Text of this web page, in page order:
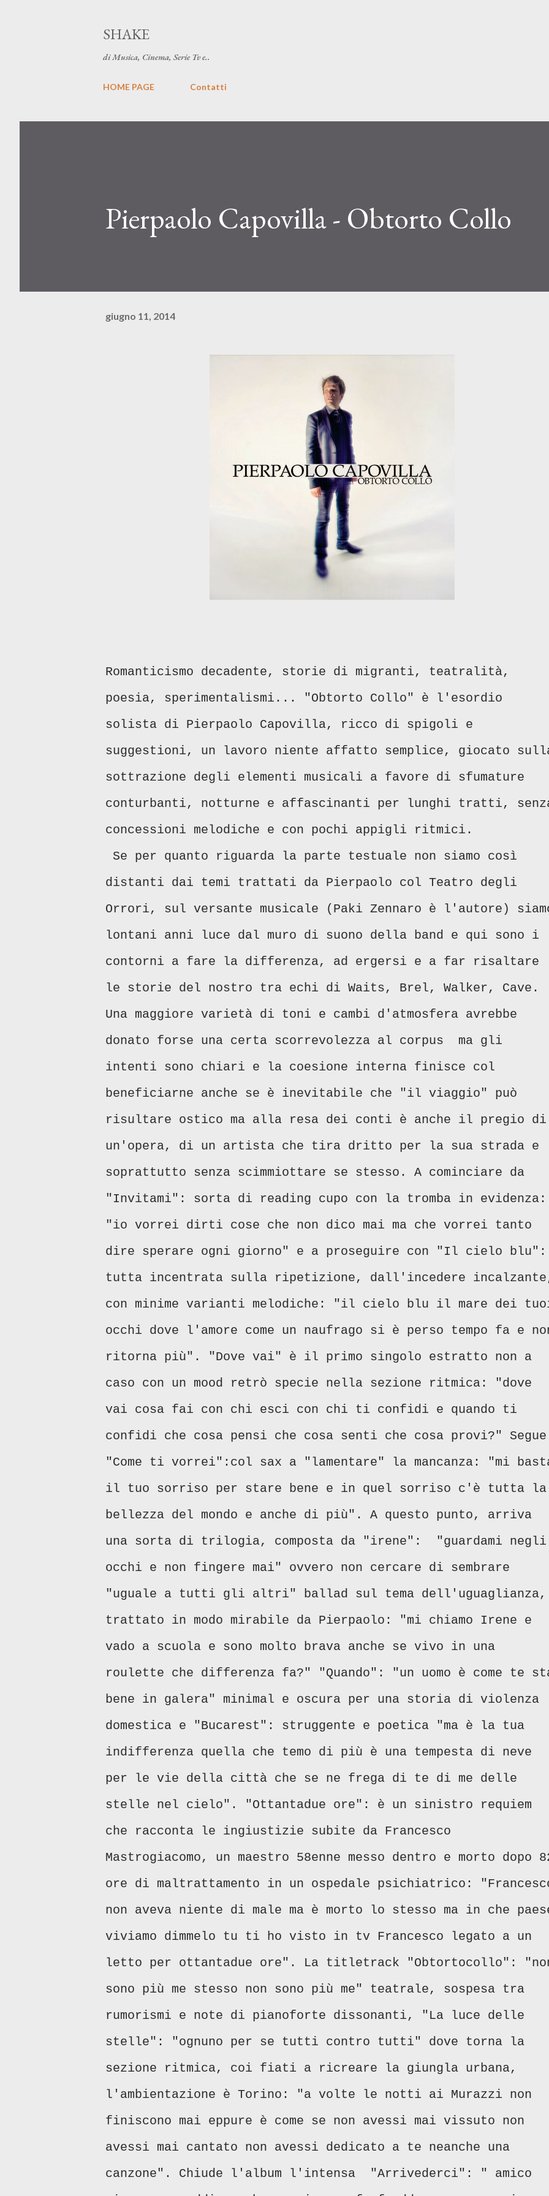
SHAKE
di Musica, Cinema, Serie Tv e..
HOME PAGE Contatti
Pierpaolo Capovilla - Obtorto Collo
giugno 11, 2014
Romanticismo decadente, storie di migranti, teatralità,
poesia, sperimentalismi... "Obtorto Collo" è l'esordio
solista di Pierpaolo Capovilla, ricco di spigoli e
suggestioni, un lavoro niente affatto semplice, giocato
sottrazione degli elementi musicali a favore di sfumature
conturbanti, notturne e affascinanti per lunghi tratti,
concessioni melodiche e con pochi appigli ritmici.
Se per quanto riguarda la parte testuale non siamo così
distanti dai temi trattati da Pierpaolo col Teatro degli
Orrori, sul versante musicale (Paki Zennaro è l'autore)
lontani anni luce dal muro di suono della band e qui sono i
contorni a fare la differenza, ad ergersi e a far risaltare
le storie del nostro tra echi di Waits, Brel, Walker, Cave.
Una maggiore varietà di toni e cambi d'atmosfera avrebbe
donato forse una certa scorrevolezza al corpus ma gli
intenti sono chiari e la coesione interna finisce col
beneficiarne anche se è inevitabile che "il viaggio" può
risultare ostico ma alla resa dei conti è anche il pregio di
un'opera, di un artista che tira dritto per la sua strada e
soprattutto senza scimmiottare se stesso. A cominciare da
"Invitami": sorta di reading cupo con la tromba in evidenza:
"io vorrei dirti cose che non dico mai ma che vorrei tanto
dire sperare ogni giorno" e a proseguire con "Il cielo blu":
tutta incentrata sulla ripetizione, dall'incedere
con minime varianti melodiche: "il cielo blu il mare dei
occhi dove l'amore come un naufrago si è perso tempo fa e
ritorna più". "Dove vai" è il primo singolo estratto non a
caso con un mood retrò specie nella sezione ritmica: "dove
vai cosa fai con chi esci con chi ti confidi e quando ti
confidi che cosa pensi che cosa senti che cosa provi?" Segue
"Come ti vorrei":col sax a "lamentare" la mancanza: "mi
il tuo sorriso per stare bene e in quel sorriso c'è tutta la
bellezza del mondo e anche di più". A questo punto, arriva
una sorta di trilogia, composta da "irene": "guardami negli
occhi e non fingere mai" ovvero non cercare di sembrare
"uguale a tutti gli altri" ballad sul tema dell'uguaglianza,
trattato in modo mirabile da Pierpaolo: "mi chiamo Irene e
vado a scuola e sono molto brava anche se vivo in una
roulette che differenza fa?" "Quando": "un uomo è come te
bene in galera" minimal e oscura per una storia di violenza
domestica e "Bucarest": struggente e poetica "ma è la tua
indifferenza quella che temo di più è una tempesta di neve
per le vie della città che se ne frega di te di me delle
stelle nel cielo". "Ottantadue ore": è un sinistro requiem
che racconta le ingiustizie subite da Francesco
Mastrogiacomo, un maestro 58enne messo dentro e morto dopo
ore di maltrattamento in un ospedale psichiatrico:
non aveva niente di male ma è morto lo stesso ma in che
viviamo dimmelo tu ti ho visto in tv Francesco legato a un
letto per ottantadue ore". La titletrack "Obtortocollo":
sono più me stesso non sono più me" teatrale, sospesa tra
rumorismi e note di pianoforte dissonanti, "La luce delle
stelle": "ognuno per se tutti contro tutti" dove torna la
sezione ritmica, coi fiati a ricreare la giungla urbana,
l'ambientazione è Torino: "a volte le notti ai Murazzi non
finiscono mai eppure è come se non avessi mai vissuto non
avessi mai cantato non avessi dedicato a te neanche una
canzone". Chiude l'album l'intensa "Arrivederci": " amico